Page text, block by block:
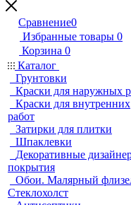
Сравнение0
Избранные товары 0
Корзина 0
Каталог
Грунтовки
Краски для наружных
Краски для внутренних
работ
Затирки для плитки
Шпаклевки
Декоративные
покрытия
Обои. Малярный
Стеклохолст